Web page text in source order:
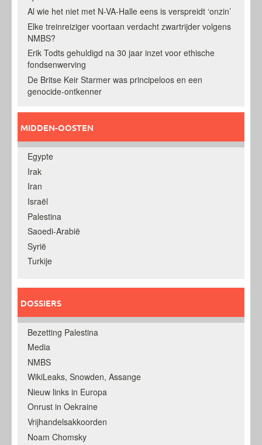
Al wie het niet met N-VA-Halle eens is verspreidt ‘onzin’
Elke treinreiziger voortaan verdacht zwartrijder volgens
NMBS?
Erik Todts gehuldigd na 30 jaar inzet voor ethische
fondsenwerving
De Britse Keir Starmer was principeloos en een
genocide-ontkenner
MIDDEN-OOSTEN
Egypte
Irak
Iran
Israël
Palestina
Saoedi-Arabië
Syrië
Turkije
DOSSIERS
Bezetting Palestina
Media
NMBS
WikiLeaks, Snowden, Assange
Nieuw links in Europa
Onrust in Oekraine
Vrijhandelsakkoorden
Noam Chomsky